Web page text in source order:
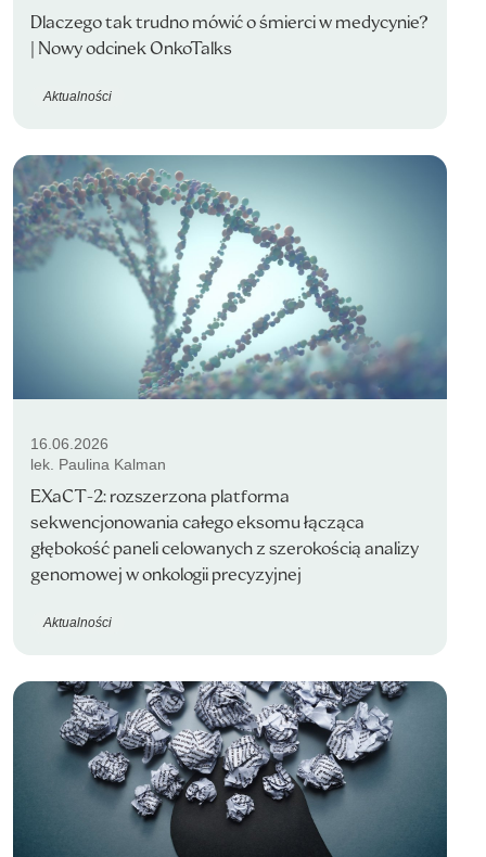
Dlaczego tak trudno mówić o śmierci w medycynie?
| Nowy odcinek OnkoTalks
Aktualności
16.06.2026
lek. Paulina Kalman
EXaCT-2: rozszerzona platforma
sekwencjonowania całego eksomu łącząca
głębokość paneli celowanych z szerokością analizy
genomowej w onkologii precyzyjnej
Aktualności